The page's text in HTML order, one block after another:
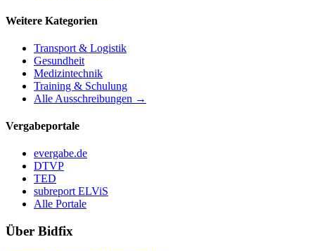
Weitere Kategorien
Transport & Logistik
Gesundheit
Medizintechnik
Training & Schulung
Alle Ausschreibungen →
Vergabeportale
evergabe.de
DTVP
TED
subreport ELViS
Alle Portale
Über Bidfix